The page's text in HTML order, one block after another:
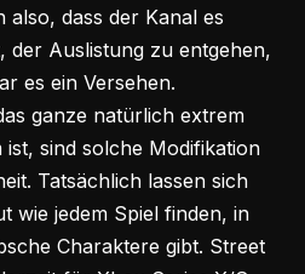
also, dass der Kanal es
der Auslistung zu entgehen,
es ein Versehen.
ganze natürlich extrem
ist, sind solche Modifikation
Tatsächlich lassen sich
wie jedem Spiel finden, in
Charaktere gibt. Street